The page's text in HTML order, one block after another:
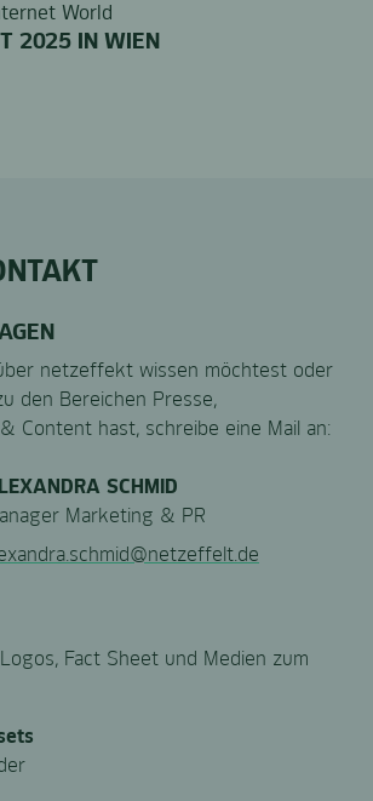
World
2025 IN WIEN
netzeffekt wissen möchtest oder
den Bereichen Presse,
Content hast, schreibe eine Mail an:
SCHMID
Marketing & PR
Fact Sheet und Medien zum